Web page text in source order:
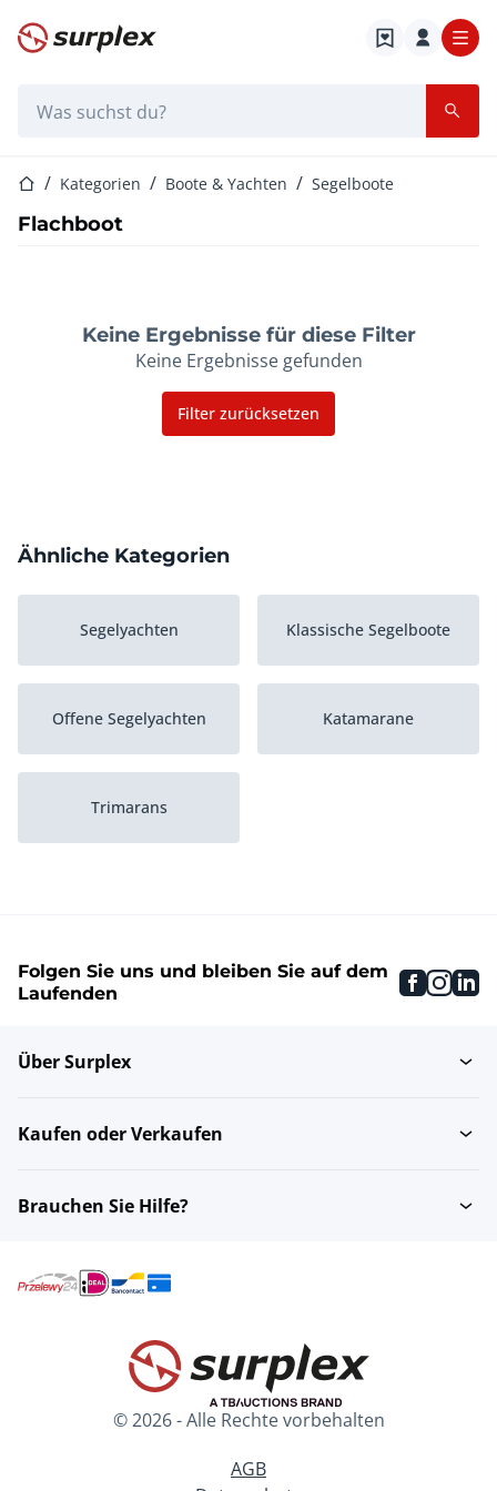
Startseite
StartseiteKategorien Boote & Yachten Segelboote
Flachboot
Keine Ergebnisse für diese Filter
Keine Ergebnisse gefunden
Filter zurücksetzen
Ähnliche Kategorien
Segelyachten Klassische Segelboote
Offene Segelyachten Katamarane
Trimarans
Folgen Sie uns und bleiben Sie auf dem
Laufenden
Über Surplex
Kaufen oder Verkaufen
Brauchen Sie Hilfe?
© 2026 - Alle Rechte vorbehalten
AGB